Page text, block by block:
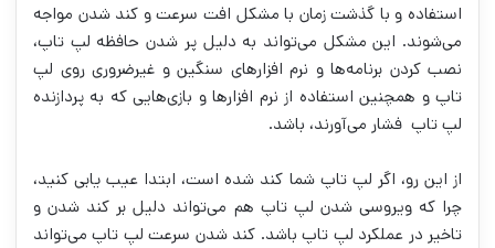
استفاده و با گذشت زمان با مشکل افت سرعت و کند شدن مواجه
می‌شوند. این مشکل می‌تواند به دلیل پر شدن حافظه لپ تاپ،
نصب کردن برنامه‌ها و نرم افزارهای سنگین و غیرضروری روی لپ
تاپ و همچنین استفاده از نرم افزارها و بازی‌هایی که به پردازنده
لپ تاپ فشار می‌آورند، باشد.
از این رو، اگر لپ تاپ شما کند شده است، ابتدا عیب یابی کنید،
چرا که ویروسی شدن لپ تاپ هم می‌تواند دلیل بر کند شدن و
تاخیر در عملکرد لپ تاپ باشد. کند شدن سرعت لپ تاپ می‌تواند